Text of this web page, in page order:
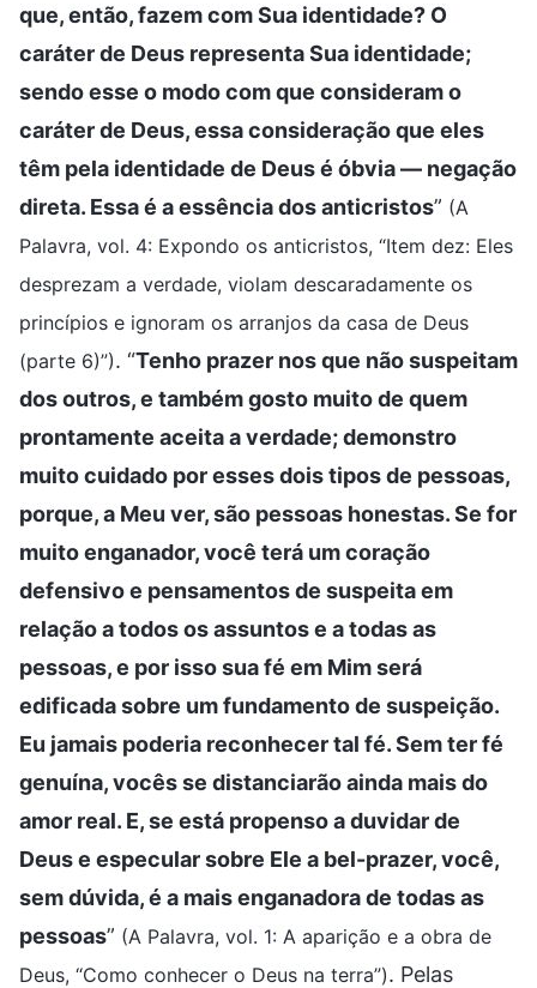
que, então, fazem com Sua identidade? O
caráter de Deus representa Sua identidade;
sendo esse o modo com que consideram o
caráter de Deus, essa consideração que eles
têm pela identidade de Deus é óbvia — negação
direta. Essa é a essência dos anticristos” (A
Palavra, vol. 4: Expondo os anticristos, “Item dez: Eles
desprezam a verdade, violam descaradamente os
princípios e ignoram os arranjos da casa de Deus
(parte 6)”). “Tenho prazer nos que não suspeitam
dos outros, e também gosto muito de quem
prontamente aceita a verdade; demonstro
muito cuidado por esses dois tipos de pessoas,
porque, a Meu ver, são pessoas honestas. Se for
muito enganador, você terá um coração
defensivo e pensamentos de suspeita em
relação a todos os assuntos e a todas as
pessoas, e por isso sua fé em Mim será
edificada sobre um fundamento de suspeição.
Eu jamais poderia reconhecer tal fé. Sem ter fé
genuína, vocês se distanciarão ainda mais do
amor real. E, se está propenso a duvidar de
Deus e especular sobre Ele a bel-prazer, você,
sem dúvida, é a mais enganadora de todas as
pessoas” (A Palavra, vol. 1: A aparição e a obra de
Deus, “Como conhecer o Deus na terra”). Pelas